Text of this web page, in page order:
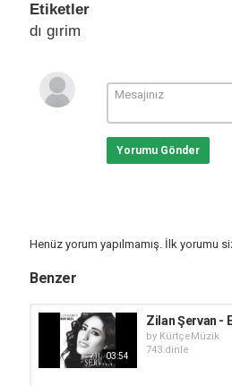
Etiketler
dı gırim
Yorumu Gönder
Henüz yorum yapılmamış. İlk yorumu
Benzer
03:54
Zilan Şervan -
by KürtçeMüzik
743 dinle